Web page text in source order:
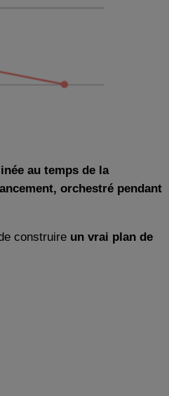
au temps de la
orchestré pendant
construire un vrai plan de